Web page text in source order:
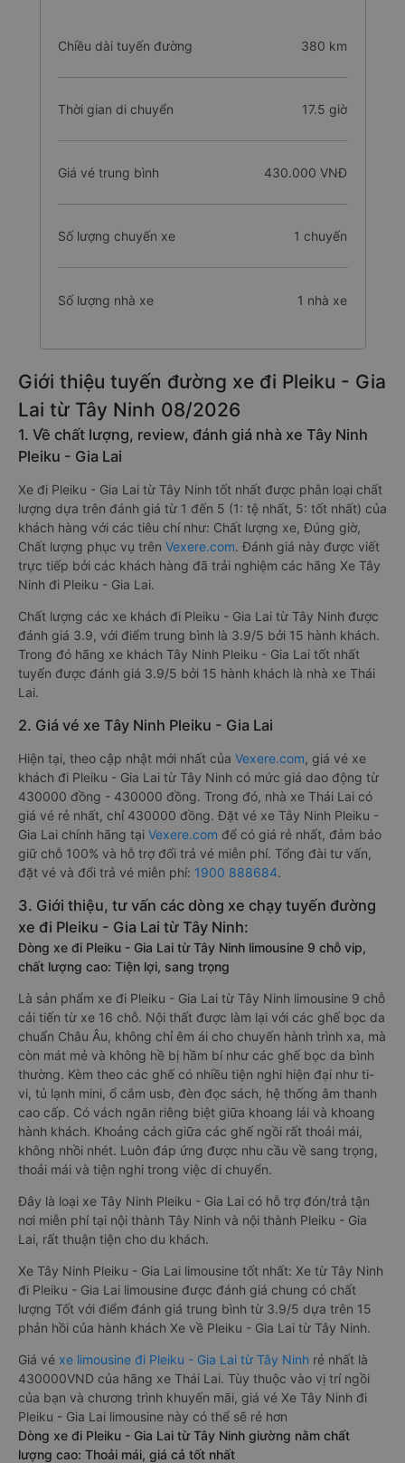
Chiều dài tuyến đường 380 km
Thời gian di chuyển 17.5 giờ
Giá vé trung bình 430.000 VNĐ
Số lượng chuyến xe 1 chuyến
Số lượng nhà xe 1 nhà xe
Giới thiệu tuyến đường xe đi Pleiku - Gia
Lai từ Tây Ninh 08/2026
1. Về chất lượng, review, đánh giá nhà xe Tây Ninh
Pleiku - Gia Lai
Xe đi Pleiku - Gia Lai từ Tây Ninh tốt nhất được phân loại chất
lượng dựa trên đánh giá từ 1 đến 5 (1: tệ nhất, 5: tốt nhất) của
khách hàng với các tiêu chí như: Chất lượng xe, Đúng giờ,
Chất lượng phục vụ trên Vexere.com. Đánh giá này được viết
trực tiếp bởi các khách hàng đã trải nghiệm các hãng Xe Tây
Ninh đi Pleiku - Gia Lai.
Chất lượng các xe khách đi Pleiku - Gia Lai từ Tây Ninh được
đánh giá 3.9, với điểm trung bình là 3.9/5 bởi 15 hành khách.
Trong đó hãng xe khách Tây Ninh Pleiku - Gia Lai tốt nhất
tuyến được đánh giá 3.9/5 bởi 15 hành khách là nhà xe Thái
Lai.
2. Giá vé xe Tây Ninh Pleiku - Gia Lai
Hiện tại, theo cập nhật mới nhất của Vexere.com, giá vé xe
khách đi Pleiku - Gia Lai từ Tây Ninh có mức giá dao động từ
430000 đồng - 430000 đồng. Trong đó, nhà xe Thái Lai có
giá vé rẻ nhất, chỉ 430000 đồng. Đặt vé xe Tây Ninh Pleiku -
Gia Lai chính hãng tại Vexere.com để có giá rẻ nhất, đảm bảo
giữ chỗ 100% và hỗ trợ đổi trả vé miễn phí. Tổng đài tư vấn,
đặt vé và đổi trả vé miễn phí: 1900 888684.
3. Giới thiệu, tư vấn các dòng xe chạy tuyến đường
xe đi Pleiku - Gia Lai từ Tây Ninh:
Dòng xe đi Pleiku - Gia Lai từ Tây Ninh limousine 9 chỗ vip,
chất lượng cao: Tiện lợi, sang trọng
Là sản phẩm xe đi Pleiku - Gia Lai từ Tây Ninh limousine 9 chỗ
cải tiến từ xe 16 chỗ. Nội thất được làm lại với các ghế bọc da
chuẩn Châu Âu, không chỉ êm ái cho chuyến hành trình xa, mà
còn mát mẻ và không hề bị hầm bí như các ghế bọc da bình
thường. Kèm theo các ghế có nhiều tiện nghi hiện đại như ti-
vi, tủ lạnh mini, ổ cắm usb, đèn đọc sách, hệ thống âm thanh
cao cấp. Có vách ngăn riêng biệt giữa khoang lái và khoang
hành khách. Khoảng cách giữa các ghế ngồi rất thoải mái,
không nhồi nhét. Luôn đáp ứng được nhu cầu về sang trọng,
thoải mái và tiện nghi trong việc di chuyển.
Đây là loại xe Tây Ninh Pleiku - Gia Lai có hỗ trợ đón/trả tận
nơi miễn phí tại nội thành Tây Ninh và nội thành Pleiku - Gia
Lai, rất thuận tiện cho du khách.
Xe Tây Ninh Pleiku - Gia Lai limousine tốt nhất: Xe từ Tây Ninh
đi Pleiku - Gia Lai limousine được đánh giá chung có chất
lượng Tốt với điểm đánh giá trung bình từ 3.9/5 dựa trên 15
phản hồi của hành khách Xe về Pleiku - Gia Lai từ Tây Ninh.
Giá vé xe limousine đi Pleiku - Gia Lai từ Tây Ninh rẻ nhất là
430000VND của hãng xe Thái Lai. Tùy thuộc vào vị trí ngồi
của bạn và chương trình khuyến mãi, giá vé Xe Tây Ninh đi
Pleiku - Gia Lai limousine này có thể sẽ rẻ hơn
Dòng xe đi Pleiku - Gia Lai từ Tây Ninh giường nằm chất
lượng cao: Thoải mái, giá cả tốt nhất